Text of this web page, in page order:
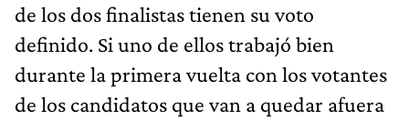
de los dos finalistas tienen su voto
definido. Si uno de ellos trabajó bien
durante la primera vuelta con los votantes
de los candidatos que van a quedar afuera